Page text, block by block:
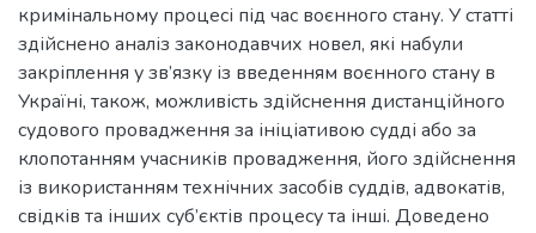
кримінальному процесі під час воєнного стану. У статті
здійснено аналіз законодавчих новел, які набули
закріплення у зв’язку із введенням воєнного стану в
Україні, також, можливість здійснення дистанційного
судового провадження за ініціативою судді або за
клопотанням учасників провадження, його здійснення
із використанням технічних засобів суддів, адвокатів,
свідків та інших суб’єктів процесу та інші. Доведено